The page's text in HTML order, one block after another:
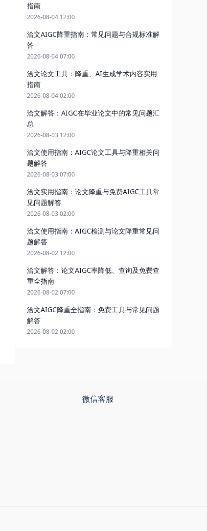
指南
2026-08-04 12:00
洽文AIGC降重指南：常见问题与合规标准解
答
2026-08-04 07:00
洽文论文工具：降重、AI生成学术内容实用
指南
2026-08-04 02:00
洽文解答：AIGC在毕业论文中的常见问题汇
总
2026-08-03 12:00
洽文使用指南：AIGC论文工具与降重相关问
题解答
2026-08-03 07:00
洽文实用指南：论文降重与免费AIGC工具常
见问题解答
2026-08-03 02:00
洽文使用指南：AIGC检测与论文降重常见问
题解答
2026-08-02 12:00
洽文解答：论文AIGC率降低、查询及免费查
重全指南
2026-08-02 07:00
洽文AIGC降重全指南：免费工具与常见问题
解答
2026-08-02 02:00
微信客服